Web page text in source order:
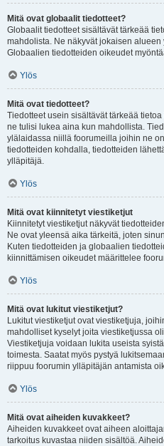
Mitä ovat globaalit tiedotteet?
Globaalit tiedotteet sisältävät tärkeää
mahdolista. Ne näkyvät jokaisen
Globaalien tiedotteiden oikeudet
Ylös
Mitä ovat tiedotteet?
Tiedotteet usein sisältävät tärkeää
ne tulisi lukea aina kun mahdollista.
ylälaidassa niillä foorumeilla joihin ne
tiedotteiden kohdalla, tiedotteiden
ylläpitäjä.
Ylös
Mitä ovat kiinnitetyt viestiketjut
Kiinnitetyt viestiketjut näkyvät
Ne ovat yleensä aika tärkeitä, joten
Kuten tiedotteiden ja globaalien
kiinnittämisen oikeudet määrittelee
Ylös
Mitä ovat lukitut viestiketjut?
Lukitut viestiketjut ovat viestiketjuja,
mahdolliset kyselyt joita viestiketjussa
Viestiketjuja voidaan lukita useista
toimesta. Saatat myös pystyä
riippuu foorumin ylläpitäjän antamista
Ylös
Mitä ovat aiheiden kuvakkeet?
Aiheiden kuvakkeet ovat aiheen
tarkoitus kuvastaa niiden sisältöä.